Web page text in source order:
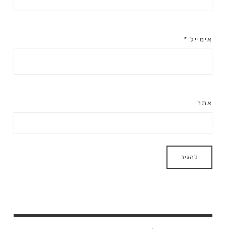
אימייל *
אתר